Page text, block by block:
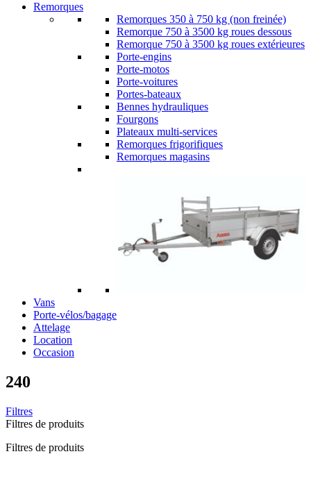
Remorques
Remorques 350 à 750 kg (non freinée)
Remorque 750 à 3500 kg roues dessous
Remorque 750 à 3500 kg roues extérieures
Porte-engins
Porte-motos
Porte-voitures
Portes-bateaux
Bennes hydrauliques
Fourgons
Plateaux multi-services
Remorques frigorifiques
Remorques magasins
Vans
Porte-vélos/bagage
Attelage
Location
Occasion
240
Filtres
Filtres de produits
Filtres de produits